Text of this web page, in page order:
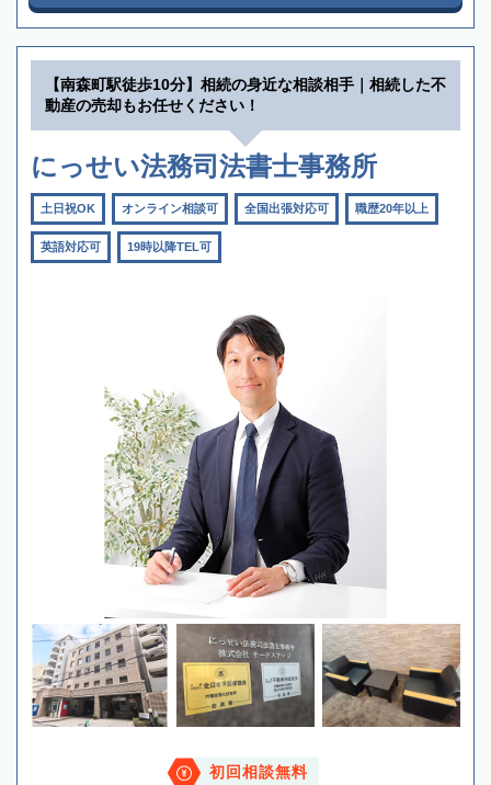
【南森町駅徒歩10分】相続の身近な相談相手｜相続した不
動産の売却もお任せください！
にっせい法務司法書士事務所
土日祝OK オンライン相談可 全国出張対応可 職歴20年以上
英語対応可 19時以降TEL可
初回相談無料